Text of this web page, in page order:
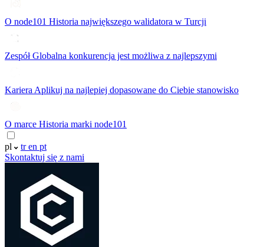
O node101 Historia największego walidatora w Turcji
ZespółGlobalna konkurencja jest możliwa z najlepszymi
Kariera Aplikuj na najlepiej dopasowane do Ciebie stanowisko
O marce Historia marki node101
pl tren pt
Skontaktuj się z nami